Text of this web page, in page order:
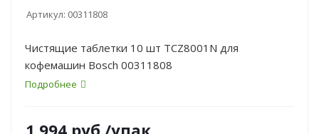
Артикул: 00311808
Чистящие таблетки 10 шт TCZ8001N для
кофемашин Bosch 00311808
Подробнее
1 994 руб./упак